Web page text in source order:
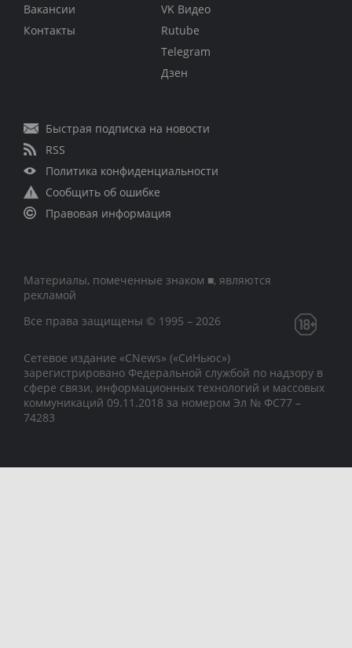
Вакансии
Контакты
VK Видео
Rutube
Telegram
Дзен
Быстрая подписка на новости
RSS
Политика конфиденциальности
Сообщить об ошибке
Правовая информация
Материалы, помеченные знаком ■, являются
рекламой
Все права защищены © 1995 – 2026
Сетевое издание «CNews» («СиНьюс»)
зарегистрировано Федеральной службой по надзору в
сфере связи, информационных технологий и массовых
коммуникаций 09.11.2018 за номером Эл № ФС77 –
74283